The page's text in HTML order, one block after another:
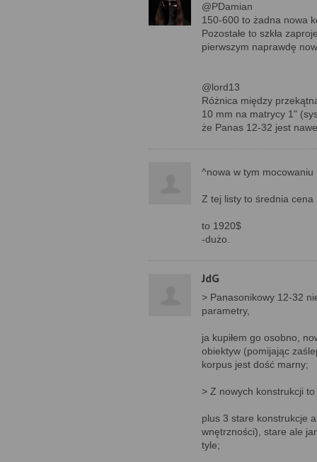
@PDamian
150-600 to żadna nowa
Pozostałe to szkła
pierwszym naprawdę
@lord13
Różnica między
10 mm na matrycy 1"
że Panas 12-32 jest
^nowa w tym mocowaniu
Z tej listy to średnia
to 1920$
-dużo.
JdG
> Panasonikowy 12-32
parametry,
ja kupiłem go osobno,
obiektyw (pomijając
korpus jest dość marny;
> Z nowych konstrukcji
plus 3 stare konstrukcje
wnętrzności), stare ale
tyle;